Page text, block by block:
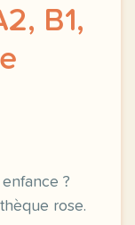
B1,
?
rose.